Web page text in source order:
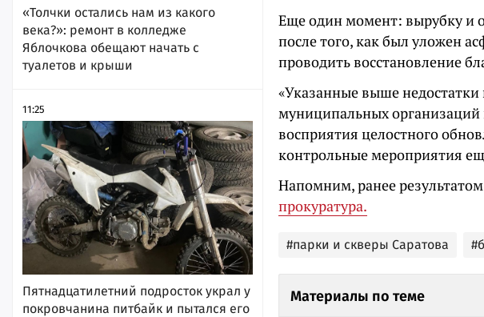
«Толчки остались нам из какого
века?»: ремонт в колледже
Яблочкова обещают начать с
туалетов и крыши
11:25
Пятнадцатилетний подросток украл у
покровчанина питбайк и пытался его
Еще один момент: вырубку и
после того, как был уложен
проводить восстановление
«Указанные выше недостатки
муниципальных организаций
восприятия целостного
контрольные мероприятия
Напомним, ранее
прокуратура.
#парки и скверы Саратова
Материалы по теме